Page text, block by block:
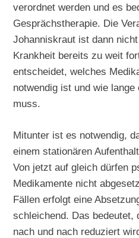
verordnet werden und es
Gesprächstherapie. Die
Johanniskraut ist dann
Krankheit bereits zu weit
entscheidet, welches
notwendig ist und wie
muss.
Mitunter ist es notwendig,
einem stationären
Von jetzt auf gleich dürfen
Medikamente nicht
Fällen erfolgt eine
schleichend. Das bedeutet,
nach und nach reduziert